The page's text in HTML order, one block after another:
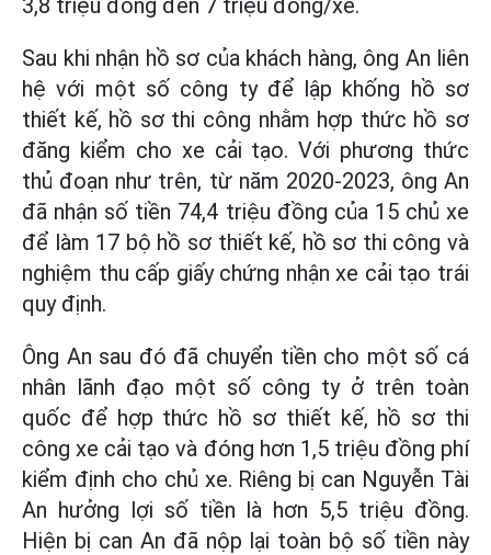
3,8 triệu đồng đến 7 triệu đồng/xe.
Sau khi nhận hồ sơ của khách hàng, ông An liên
hệ với một số công ty để lập khống hồ sơ
thiết kế, hồ sơ thi công nhằm hợp thức hồ sơ
đăng kiểm cho xe cải tạo. Với phương thức
thủ đoạn như trên, từ năm 2020-2023, ông An
đã nhận số tiền 74,4 triệu đồng của 15 chủ xe
để làm 17 bộ hồ sơ thiết kế, hồ sơ thi công và
nghiệm thu cấp giấy chứng nhận xe cải tạo trái
quy định.
Ông An sau đó đã chuyển tiền cho một số cá
nhân lãnh đạo một số công ty ở trên toàn
quốc để hợp thức hồ sơ thiết kế, hồ sơ thi
công xe cải tạo và đóng hơn 1,5 triệu đồng phí
kiểm định cho chủ xe. Riêng bị can Nguyễn Tài
An hưởng lợi số tiền là hơn 5,5 triệu đồng.
Hiện bị can An đã nộp lại toàn bộ số tiền này